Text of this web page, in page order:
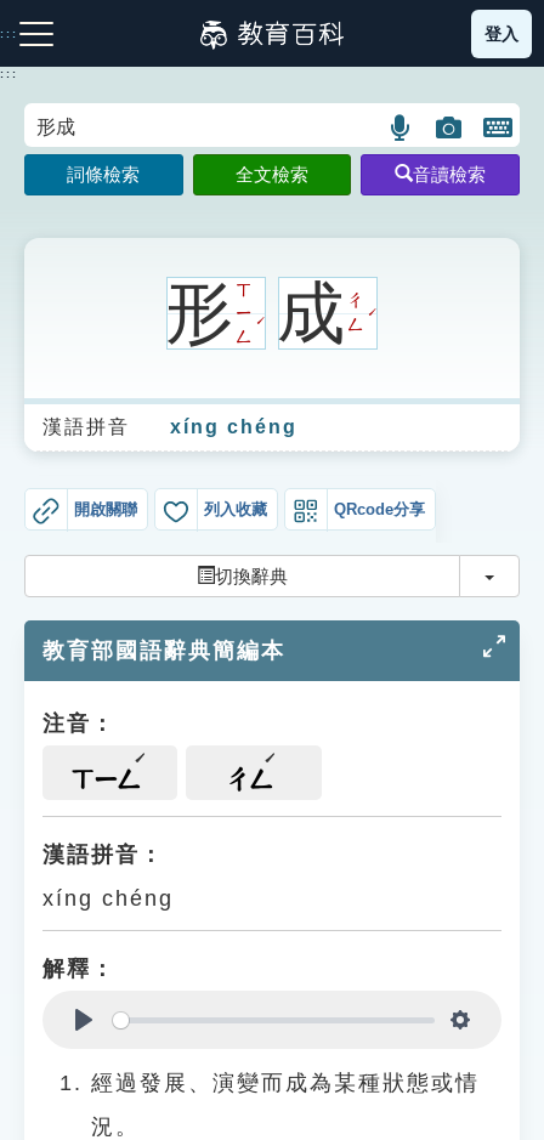
到
主
:::
注音索引圖示 筆畫索引圖示 部首索引表圖示
生字詞彙表
成語故事
索引選單
單字索引
遊戲專區
貓頭鷹博士
登入
:::
語
言
搜
圖
片
搜
開
鍵
圖
詞條檢索 全文檢索 音讀檢索
形ㄒ
ㄧ
ㄥ
ˊ 成ㄔ
ㄥ
ˊ
漢語拼音 xíng chéng
開啟關聯 列入收藏 QRcode分享
切換辭典 切換
教育部國語辭典簡編本
注音：
ㄒㄧㄥ ㄔㄥ
漢語拼音：
xíng chéng
解釋：
經過發展、演變而成為某種狀態或情
況。